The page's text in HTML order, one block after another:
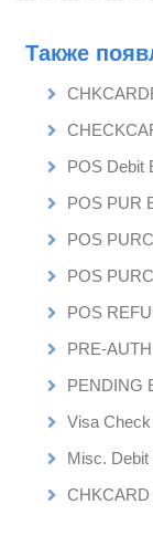
Также
POS Debit
POS PUR
POS
POS
POS
PRE-
PENDING
Visa
Misc.